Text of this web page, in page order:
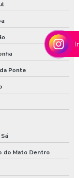
Ponte
do Mato Dentro